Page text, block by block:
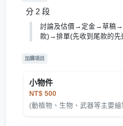
分 2 段
討論及估價→定金→草稿→
款)→排單(先收到尾款的
加購項目
小物件
NT$ 500
(動植物、生物、武器等主要